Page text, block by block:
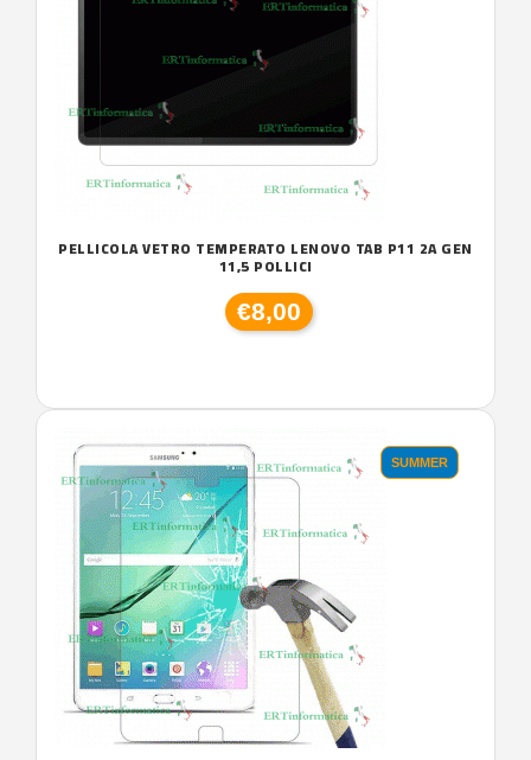
PELLICOLA VETRO TEMPERATO LENOVO TAB P11 2A GEN
11,5 POLLICI
€8,00
SUMMER